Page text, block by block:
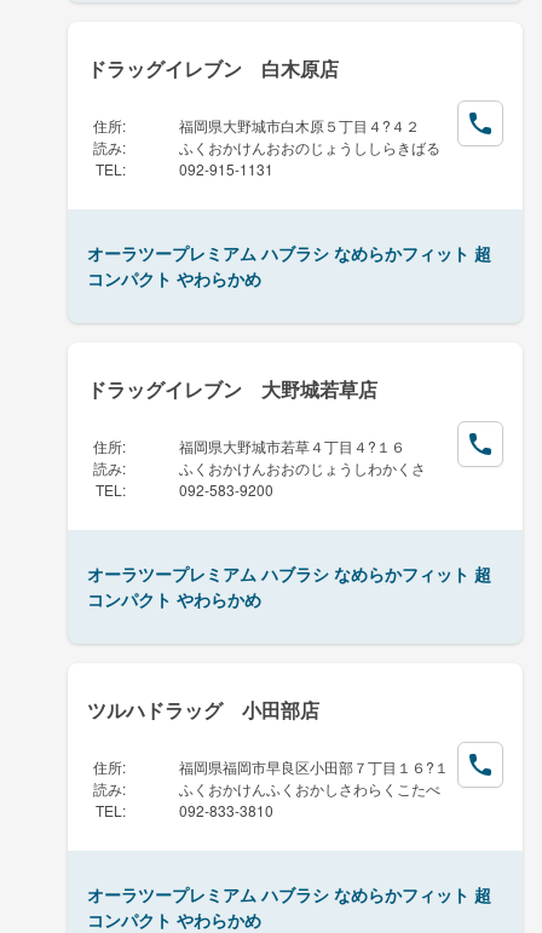
ドラッグイレブン 白木原店
住所:
福岡県大野城市白木原５丁目４?４２
読み:
ふくおかけんおおのじょうししらきばる
TEL : 092-915-1131
オーラツープレミアム ハブラシ なめらかフィット 超
コンパクト やわらかめ
ドラッグイレブン 大野城若草店
住所:
福岡県大野城市若草４丁目４?１６
読み:
ふくおかけんおおのじょうしわかくさ
TEL : 092-583-9200
オーラツープレミアム ハブラシ なめらかフィット 超
コンパクト やわらかめ
ツルハドラッグ 小田部店
住所:
福岡県福岡市早良区小田部７丁目１６?１
読み:
ふくおかけんふくおかしさわらくこたべ
TEL : 092-833-3810
オーラツープレミアム ハブラシ なめらかフィット 超
コンパクト やわらかめ